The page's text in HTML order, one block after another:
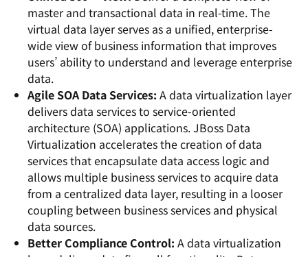
master and transactional data in real-time. The
virtual data layer serves as a unified, enterprise-
wide view of business information that improves
users’ ability to understand and leverage enterprise
data.
Agile SOA Data Services: A data virtualization layer
delivers data services to service-oriented
architecture (SOA) applications. JBoss Data
Virtualization accelerates the creation of data
services that encapsulate data access logic and
allows multiple business services to acquire data
from a centralized data layer, resulting in a looser
coupling between business services and physical
data sources.
Better Compliance Control: A data virtualization